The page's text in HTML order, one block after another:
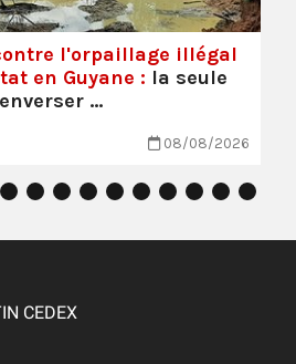
l'orpaillage illégal
en Guyane : la seule
…
08/08/2026
CEDEX